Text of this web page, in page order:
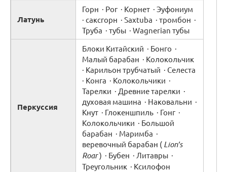
Латунь
Горн · Рог · Корнет · Эуфониум
· саксгорн · Saxtuba · тромбон ·
Труба · тубы · Wagnerian тубы
Перкуссия
Блоки Китайский · Бонго ·
Малый барабан · Колокольчик
· Карильон трубчатый · Селеста
· Конга · Колокольчики ·
Тарелки · Древние тарелки ·
духовая машина · Наковальни ·
Кнут · Глокеншпиль · Гонг ·
Колокольчики · Большой
барабан · Маримба ·
веревочный барабан ( Lion’s
Roar) · Бубен · Литавры ·
Треугольник · Ксилофон